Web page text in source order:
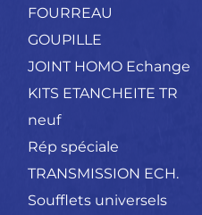
FOURREAU
GOUPILLE
JOINT HOMO Echange
KITS ETANCHEITE TR
neuf
Rép spéciale
TRANSMISSION ECH.
Soufflets universels